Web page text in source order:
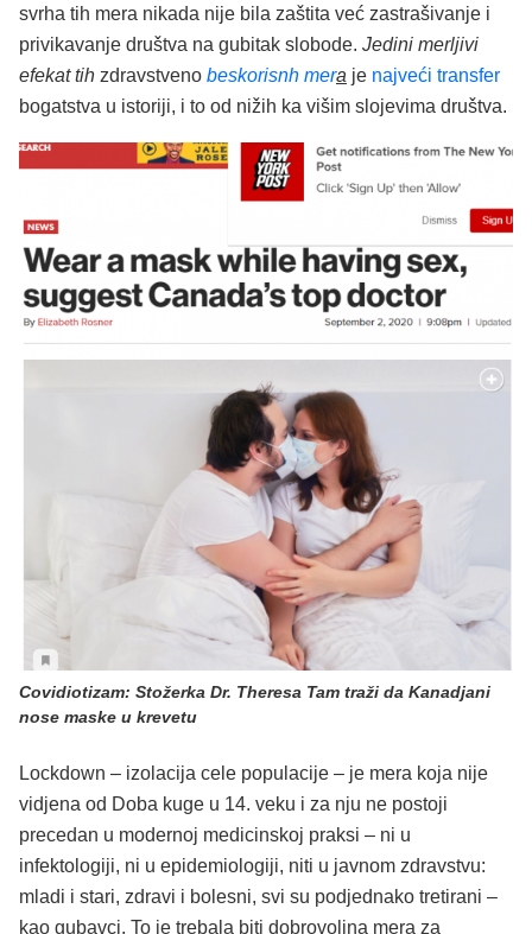
svrha tih mera nikada nije bila zaštita već zastrašivanje i
privikavanje društva na gubitak slobode. Jedini merljivi
efekat tih zdravstveno beskorisnh mera je najveći transfer
bogatstva u istoriji, i to od nižih ka višim slojevima društva.
Covidiotizam: Stožerka Dr. Theresa Tam traži da Kanadjani
nose maske u krevetu
Lockdown – izolacija cele populacije – je mera koja nije
vidjena od Doba kuge u 14. veku i za nju ne postoji
precedan u modernoj medicinskoj praksi – ni u
infektologiji, ni u epidemiologiji, niti u javnom zdravstvu:
mladi i stari, zdravi i bolesni, svi su podjednako tretirani –
kao gubavci. To je trebala biti dobrovoljna mera za